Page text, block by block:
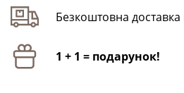
Безкоштовна доставка
1 + 1 = подарунок!